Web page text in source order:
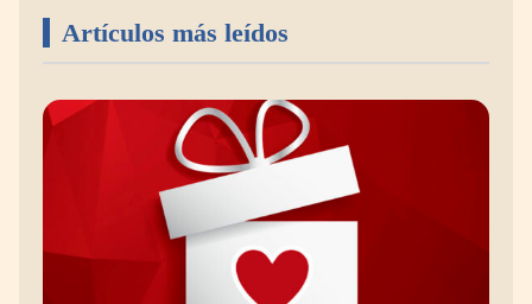
estético a través de los exosomas
Artículos más leídos